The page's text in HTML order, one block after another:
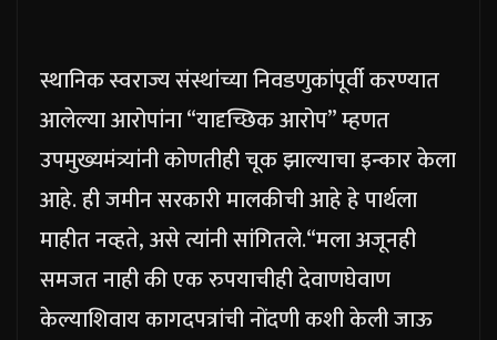
स्थानिक स्वराज्य संस्थांच्या निवडणुकांपूर्वी करण्यात
आलेल्या आरोपांना “यादृच्छिक आरोप” म्हणत
उपमुख्यमंत्र्यांनी कोणतीही चूक झाल्याचा इन्कार केला
आहे.ही जमीन सरकारी मालकीची आहे हे पार्थला
माहीत नव्हते, असे त्यांनी सांगितले.“मला अजूनही
समजत नाही की एक रुपयाचीही देवाणघेवाण
केल्याशिवाय कागदपत्रांची नोंदणी कशी केली जाऊ